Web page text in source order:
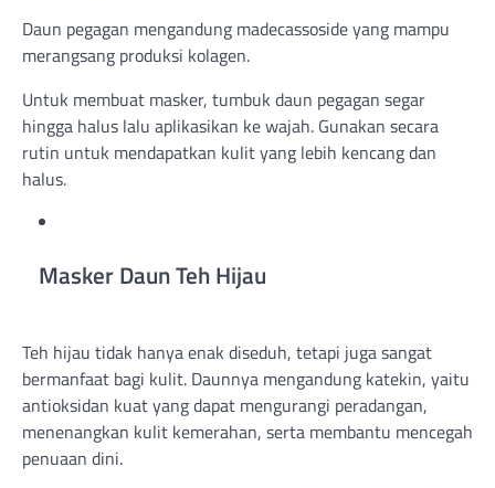
Daun pegagan mengandung madecassoside yang mampu
merangsang produksi kolagen.
Untuk membuat masker, tumbuk daun pegagan segar
hingga halus lalu aplikasikan ke wajah. Gunakan secara
rutin untuk mendapatkan kulit yang lebih kencang dan
halus.
Masker Daun Teh Hijau
Teh hijau tidak hanya enak diseduh, tetapi juga sangat
bermanfaat bagi kulit. Daunnya mengandung katekin, yaitu
antioksidan kuat yang dapat mengurangi peradangan,
menenangkan kulit kemerahan, serta membantu mencegah
penuaan dini.